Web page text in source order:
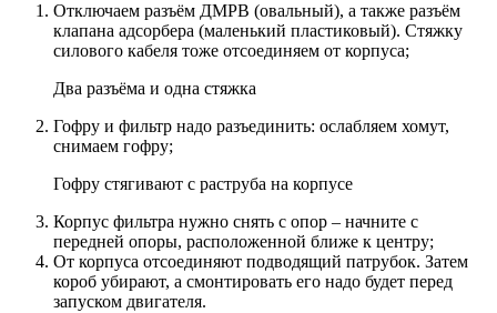
Отключаем разъём ДМРВ (овальный), а также разъём
клапана адсорбера (маленький пластиковый). Стяжку
силового кабеля тоже отсоединяем от корпуса;
Два разъёма и одна стяжка
Гофру и фильтр надо разъединить: ослабляем хомут,
снимаем гофру;
Гофру стягивают с раструба на корпусе
Корпус фильтра нужно снять с опор – начните с
передней опоры, расположенной ближе к центру;
От корпуса отсоединяют подводящий патрубок. Затем
короб убирают, а смонтировать его надо будет перед
запуском двигателя.